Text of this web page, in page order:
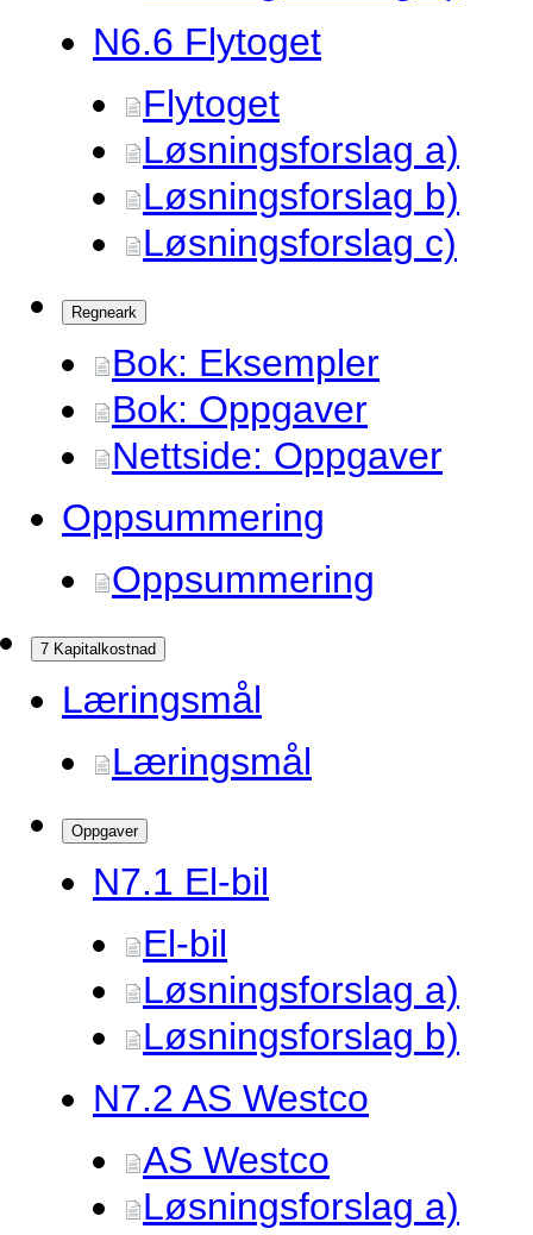
N6.6 Flytoget
Flytoget
Løsningsforslag a)
Løsningsforslag b)
Løsningsforslag c)
Regneark
Bok: Eksempler
Bok: Oppgaver
Nettside: Oppgaver
Oppsummering
Oppsummering
7 Kapitalkostnad
Læringsmål
Læringsmål
Oppgaver
N7.1 El-bil
El-bil
Løsningsforslag a)
Løsningsforslag b)
N7.2 AS Westco
AS Westco
Løsningsforslag a)